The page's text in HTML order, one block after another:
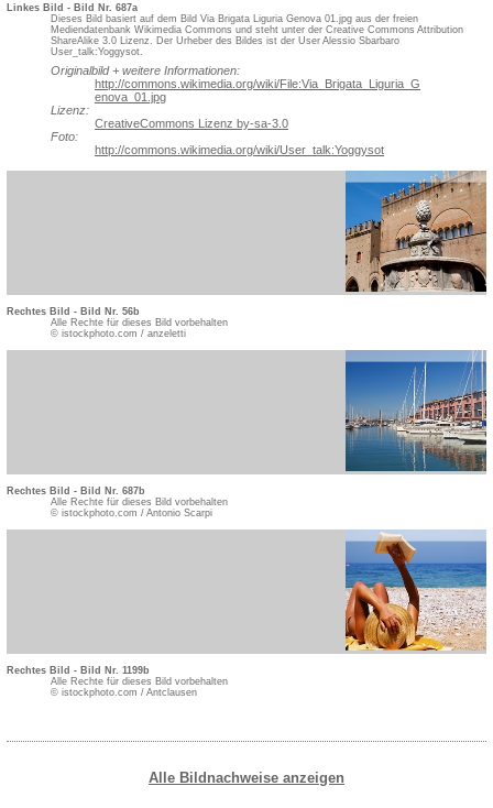
Linkes Bild - Bild Nr. 687a
Dieses Bild basiert auf dem Bild Via Brigata Liguria Genova 01.jpg aus der freien
Mediendatenbank Wikimedia Commons und steht unter der Creative Commons Attribution
ShareAlike 3.0 Lizenz. Der Urheber des Bildes ist der User Alessio Sbarbaro
User_talk:Yoggysot.
Originalbild + weitere Informationen:
http://commons.wikimedia.org/wiki/File:Via_Brigata_Liguria_G
enova_01.jpg
Lizenz:
CreativeCommons Lizenz by-sa-3.0
Foto:
http://commons.wikimedia.org/wiki/User_talk:Yoggysot
Rechtes Bild - Bild Nr. 56b
Alle Rechte für dieses Bild vorbehalten
© istockphoto.com / anzeletti
Rechtes Bild - Bild Nr. 687b
Alle Rechte für dieses Bild vorbehalten
© istockphoto.com / Antonio Scarpi
Rechtes Bild - Bild Nr. 1199b
Alle Rechte für dieses Bild vorbehalten
© istockphoto.com / Antclausen
Alle Bildnachweise anzeigen